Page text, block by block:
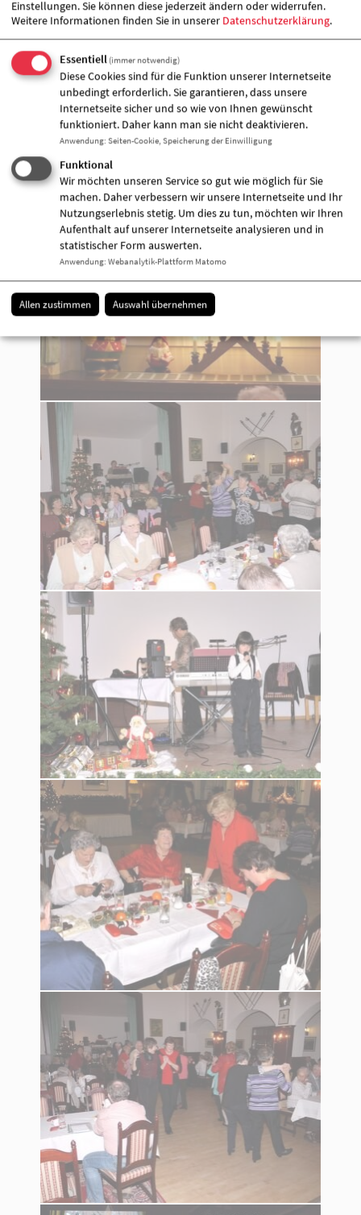
Einstellungen. Sie können diese jederzeit ändern oder widerrufen.
Weitere Informationen finden Sie in unserer Datenschutzerklärung.
Essentiell (immer notwendig)
Diese Cookies sind für die Funktion unserer Internetseite
unbedingt erforderlich. Sie garantieren, dass unsere
Internetseite sicher und so wie von Ihnen gewünscht
funktioniert. Daher kann man sie nicht deaktivieren.
Anwendung: Seiten-Cookie, Speicherung der Einwilligung
Funktional
Wir möchten unseren Service so gut wie möglich für Sie
machen. Daher verbessern wir unsere Internetseite und Ihr
Nutzungserlebnis stetig. Um dies zu tun, möchten wir Ihren
Aufenthalt auf unserer Internetseite analysieren und in
statistischer Form auswerten.
Anwendung: Webanalytik-Plattform Matomo
Allen zustimmen Auswahl übernehmen